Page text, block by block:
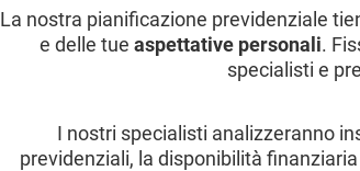
La nostra pianificazione previdenziale
e delle tue aspettative personali.
specialisti e
I nostri specialisti analizzeranno
previdenziali, la disponibilità